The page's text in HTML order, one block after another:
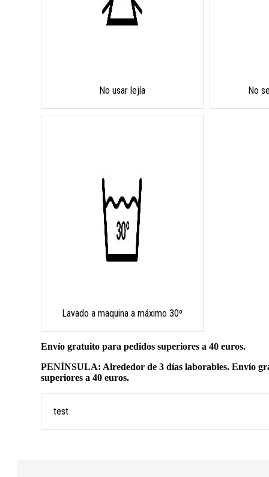
No usar lejía No
Lavado a maquina a máximo 30º
Envío gratuito para pedidos superiores a 40 euros.
PENÍNSULA: Alrededor de 3 días laborables. Envío
superiores a 40 euros.
test